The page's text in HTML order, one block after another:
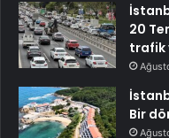
20
trafik
Bir